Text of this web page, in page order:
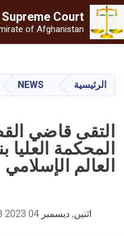
Court
of Afghanistan
الرئيسية NEWS
التقى قاضي
المحكمة
العالم الإسلامي
اثنين, ديسمبر 04 2023 9:53 صباحا